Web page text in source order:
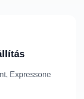
Expressone